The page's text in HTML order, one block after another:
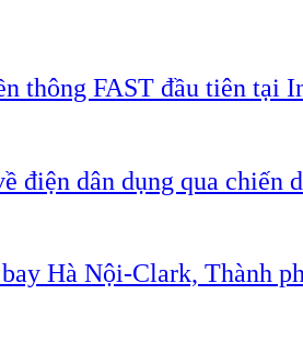
thông FAST đầu tiên tại
điện dân dụng qua chiến
Hà Nội-Clark, Thành